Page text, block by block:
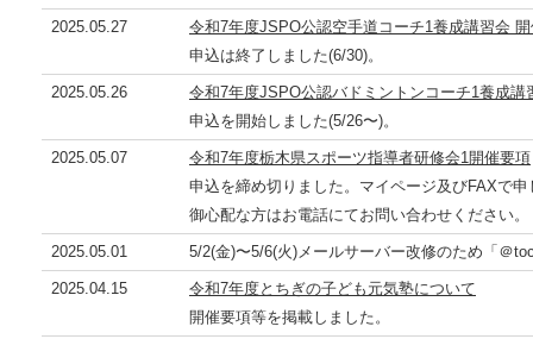
2025.05.27
令和7年度JSPO公認空手道コーチ1養成講習会
申込は終了しました(6/30)。
2025.05.26
令和7年度JSPO公認バドミントンコーチ1養成講
申込を開始しました(5/26〜)。
2025.05.07
令和7年度栃木県スポーツ指導者研修会1開催要項
申込を締め切りました。マイページ及びFAXで
御心配な方はお電話にてお問い合わせください。
2025.05.01 5/2(金)〜5/6(火)メールサーバー改修のため「＠
2025.04.15
令和7年度とちぎの子ども元気塾について
開催要項等を掲載しました。